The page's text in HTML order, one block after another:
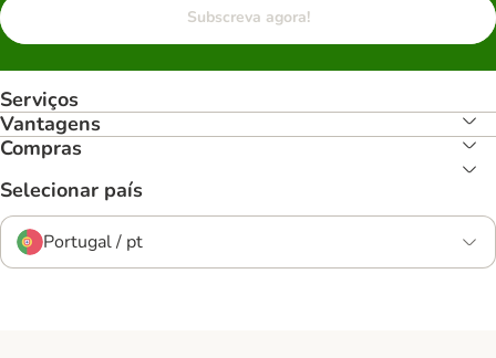
Subscreva agora!
Serviços
Vantagens
Compras
Selecionar país
Portugal / pt